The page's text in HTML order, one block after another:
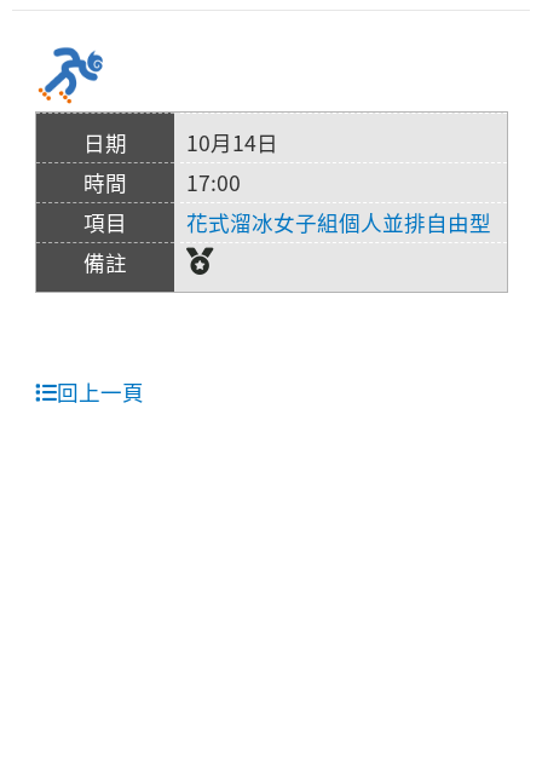
10月14日
17:00
花式溜冰女子組個人並排自由型
回上一頁